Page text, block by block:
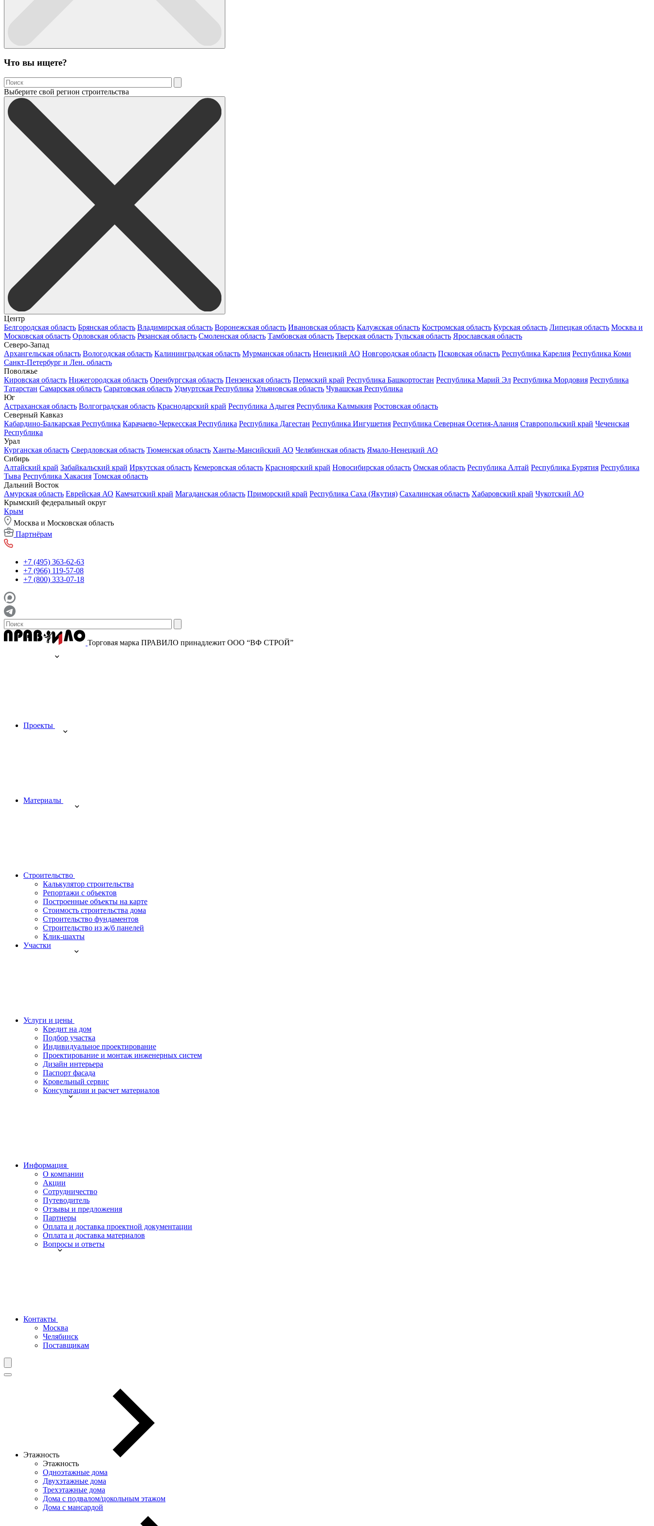
Что вы ищете?
Выберите свой регион строительства
Центр
Белгородская область Брянская область Владимирская область Воронежская область Ивановская область Калужская область Костромская область Курская область Липецкая область Москва и
Московская область Орловская область Рязанская область Смоленская область Тамбовская область Тверская область Тульская область Ярославская область
Северо-Запад
Архангельская область Вологодская область Калининградская область Мурманская область Ненецкий АО Новгородская область Псковская область Республика Карелия Республика Коми
Санкт-Петербург и Лен. область
Поволжье
Кировская область Нижегородская область Оренбургская область Пензенская область Пермский край Республика Башкортостан Республика Марий Эл Республика Мордовия Республика
Татарстан Самарская область Саратовская область Удмуртская Республика Ульяновская область Чувашская Республика
Юг
Астраханская область Волгоградская область Краснодарский край Республика Адыгея Республика Калмыкия Ростовская область
Северный Кавказ
Кабардино-Балкарская Республика Карачаево-Черкесская Республика Республика Дагестан Республика Ингушетия Республика Северная Осетия-Алания Ставропольский край Чеченская
Республика
Урал
Курганская область Свердловская область Тюменская область Ханты-Мансийский АО Челябинская область Ямало-Ненецкий АО
Сибирь
Алтайский край Забайкальский край Иркутская область Кемеровская область Красноярский край Новосибирская область Омская область Республика Алтай Республика Бурятия Республика
Тыва Республика Хакасия Томская область
Дальний Восток
Амурская область Еврейская АО Камчатский край Магаданская область Приморский край Республика Саха (Якутия) Сахалинская область Хабаровский край Чукотский АО
Крымский федеральный округ
Крым
Москва и Московская область
Партнёрам
+7 (495) 363-62-63
+7 (966) 119-57-08
+7 (800) 333-07-18
Торговая марка ПРАВИЛО принадлежит ООО “ВФ СТРОЙ”
Проекты
Материалы
Строительство
Калькулятор строительства
Репортажи с объектов
Построенные объекты на карте
Стоимость строительства дома
Строительство фундаментов
Строительство из ж/б панелей
Клик-шахты
Участки
Услуги и цены
Кредит на дом
Подбор участка
Индивидуальное проектирование
Проектирование и монтаж инженерных систем
Дизайн интерьера
Паспорт фасада
Кровельный сервис
Консультации и расчет материалов
Информация
О компании
Акции
Сотрудничество
Путеводитель
Отзывы и предложения
Партнеры
Оплата и доставка проектной документации
Оплата и доставка материалов
Вопросы и ответы
Контакты
Москва
Челябинск
Поставщикам
Этажность
Этажность
Одноэтажные дома
Двухэтажные дома
Трехэтажные дома
Дома с подвалом/цокольным этажом
Дома с мансардой